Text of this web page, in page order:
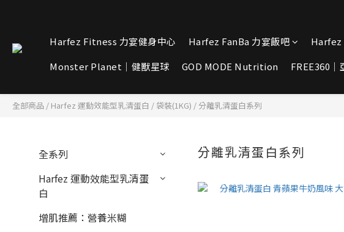
Harfez Fitness 力宴健身中心 Harfez FanBa 力宴飯吧 Harfez
Monster Planet｜健獸星球
GOD MODE Nutrition FREE360
全部商品 / Harfez 運動效能型乳清蛋白 / 袋裝(1KG) / 分離乳清蛋白系列
全系列
Harfez 運動效能型乳清蛋
白
增肌推薦：營養米糊
分離乳清蛋白系列